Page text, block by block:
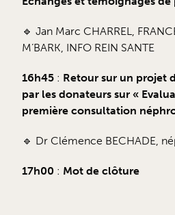
🔹 Jan Marc CHARREL,
M’BARK, INFO REIN SANTE
16h45 : Retour sur un projet
par les donateurs sur «
première consultation
🔹 Dr Clémence BECHADE,
17h00 : Mot de clôture